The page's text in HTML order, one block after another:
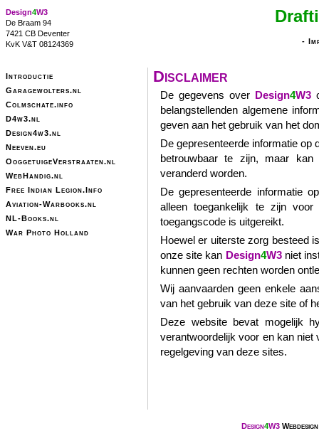
Design4W3
De Braam 94
7421 CB Deventer
KvK V&T 08124369
-
Introductie
Garagewolters.nl
Colmschate.info
D4w3.nl
Design4w3.nl
Neeven.eu
OoggetuigeVerstraaten.nl
WebHandig.nl
Free Indian Legion.Info
Aviation-Warbooks.nl
NL-Books.nl
War Photo Holland
Disclaimer
De gegevens over Design4W3
belangstellenden algemene
geven aan het gebruik van het
De gepresenteerde informatie op
betrouwbaar te zijn, maar kan
veranderd worden.
De gepresenteerde informatie
alleen toegankelijk te zijn
toegangscode is uitgereikt.
Hoewel er uiterste zorg besteed
onze site kan Design4W3niet
kunnen geen rechten worden
Wij aanvaarden geen enkele
van het gebruik van deze site of
Deze website bevat mogelijk
verantwoordelijk voor en kan niet
regelgeving van deze sites.
Design4W3